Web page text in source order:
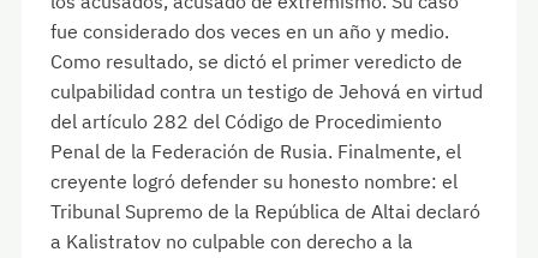
fue considerado dos veces en un año y medio.
Como resultado, se dictó el primer veredicto de
culpabilidad contra un testigo de Jehová en virtud
del artículo 282 del Código de Procedimiento
Penal de la Federación de Rusia. Finalmente, el
creyente logró defender su honesto nombre: el
Tribunal Supremo de la República de Altai declaró
a Kalistratov no culpable con derecho a la